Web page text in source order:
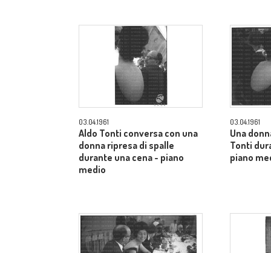
03.04.1961
Aldo Tonti conversa con una
donna ripresa di spalle
durante una cena - piano
medio
03.04.1961
Una
Tonti
piano